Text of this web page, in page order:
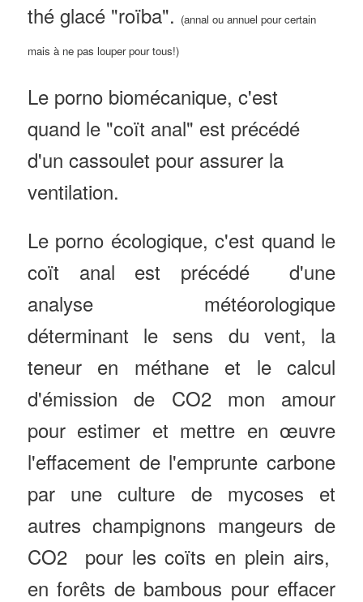
thé glacé "roïba". (annal ou annuel pour certain
mais à ne pas louper pour tous!)
Le porno biomécanique, c'est
quand le "coït anal" est précédé
d'un cassoulet pour assurer la
ventilation.
Le porno écologique, c'est quand le
coït anal est précédé d'une
analyse météorologique
déterminant le sens du vent, la
teneur en méthane et le calcul
d'émission de CO2 mon amour
pour estimer et mettre en œuvre
l'effacement de l'emprunte carbone
par une culture de mycoses et
autres champignons mangeurs de
CO2 pour les coïts en plein airs,
en forêts de bambous pour effacer